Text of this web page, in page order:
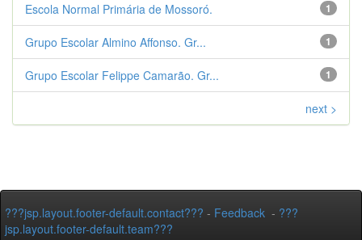
1
Escola Normal Primária de Mossoró.
1
Grupo Escolar Almino Affonso. Gr...
1
Grupo Escolar Felippe Camarão. Gr...
next >
???jsp.layout.footer-default.contact??? - Feedback - ???
jsp.layout.footer-default.team???